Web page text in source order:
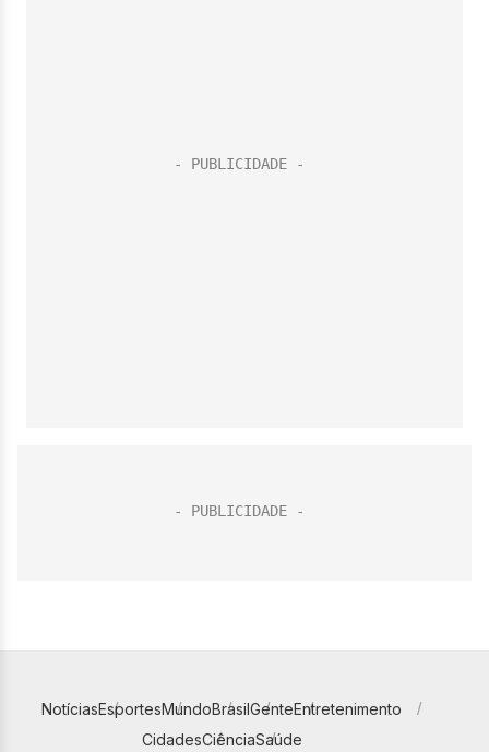
NotíciasEsportesMundoBrasilGenteEntretenimento
CidadesCiênciaSaúde